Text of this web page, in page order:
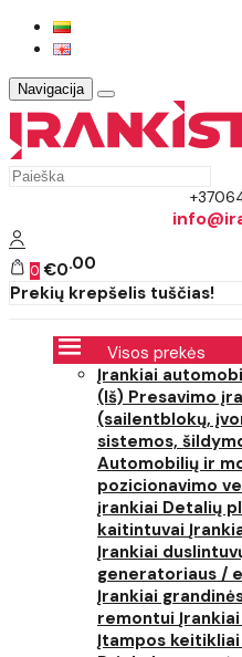
Navigacija
0 €0 00
Prekių krepšelis tuščias!
Visos prekės
Įrankiai
(Iš) Presavimo
(sailentblokų,
sistemos,
Automobilių ir
pozicionavimo
įrankiai Detalių
kaitintuvai
Įrankiai
generatoriaus /
Įrankiai
remontui
Įtampos keitikliai